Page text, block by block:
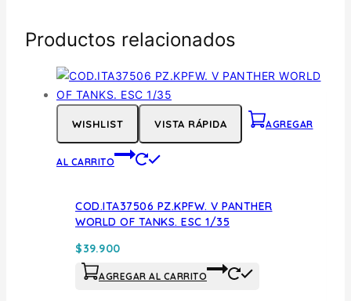
Productos relacionados
WISHLIST VISTA RÁPIDA AGREGAR
AL CARRITO
COD.ITA37506 PZ.KPFW. V PANTHER
WORLD OF TANKS. ESC 1/35
$39.900
AGREGAR AL CARRITO